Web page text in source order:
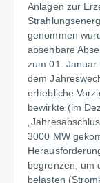
Anlagen zur
genommen
absehbare
zum 01. Januar
dem
erhebliche
bewirkte (im
3000 MW
begrenzen, um
belasten